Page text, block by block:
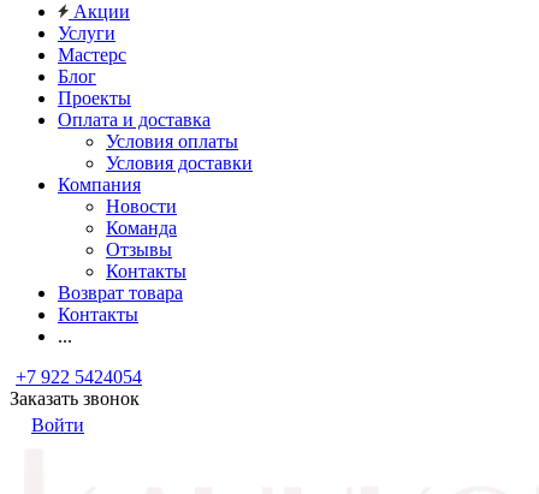
Акции
Услуги
Мастерс
Блог
Проекты
Оплата и доставка
Условия оплаты
Условия доставки
Компания
Новости
Команда
Отзывы
Контакты
Возврат товара
Контакты
...
+7 922 5424054
Заказать звонок
Войти